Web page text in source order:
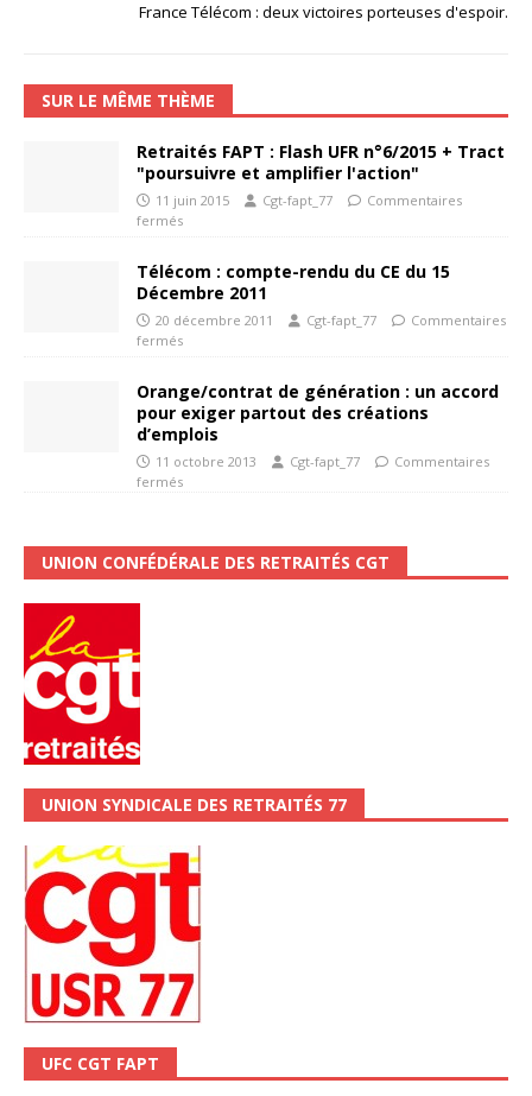
France Télécom : deux victoires porteuses d'espoir.
SUR LE MÊME THÈME
Retraités FAPT : Flash UFR n°6/2015 + Tract
"poursuivre et amplifier l'action"
11 juin 2015 Cgt-fapt_77
Commentaires
fermés
Télécom : compte-rendu du CE du 15
Décembre 2011
20 décembre 2011 Cgt-fapt_77
Commentaires
fermés
Orange/contrat de génération : un accord
pour exiger partout des créations
d’emplois
11 octobre 2013 Cgt-fapt_77
Commentaires
fermés
UNION CONFÉDÉRALE DES RETRAITÉS CGT
UNION SYNDICALE DES RETRAITÉS 77
UFC CGT FAPT